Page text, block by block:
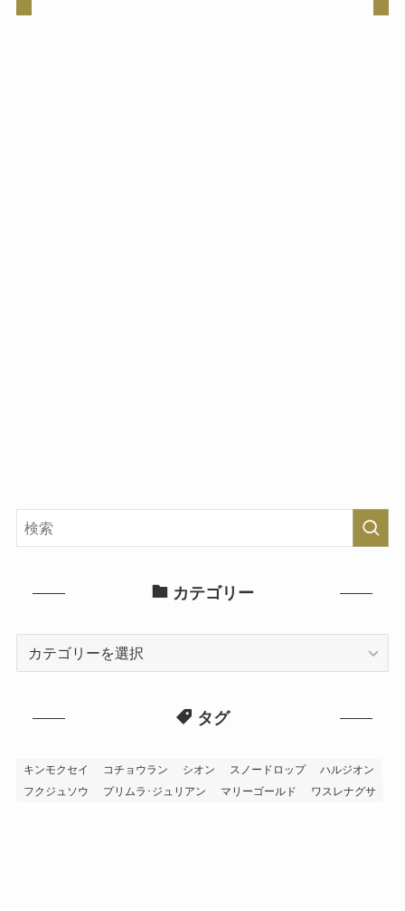
カテゴリー
タグ
キンモクセイ コチョウラン シオン スノードロップ
ハルジオン
フクジュソウ
プリムラ･ジュリアン マリーゴールド ワスレナグサ